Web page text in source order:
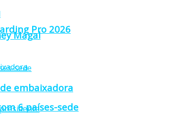
Pro 2026
6 países-sede
Magal
embaixadora